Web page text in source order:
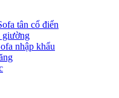
tân cổ điển
giường
nhập khẩu